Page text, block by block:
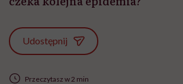
Udostępnij
Przeczytasz w 2 min